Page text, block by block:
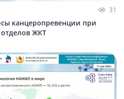
31
канцеропревенции при
ЖКТ